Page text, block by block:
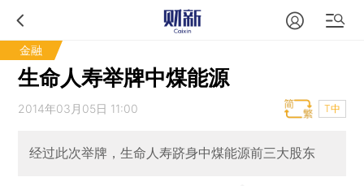
金融
生命人寿举牌中煤能源
2014年03月05日 11:00 T中
经过此次举牌，生命人寿跻身中煤能源前三大股东